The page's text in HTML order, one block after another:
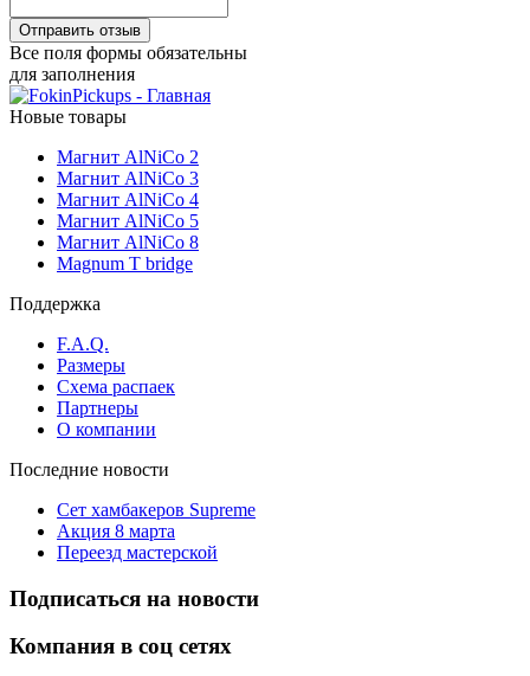
Все поля формы обязательны
для заполнения
Новые товары
Магнит AlNiCo 2
Магнит AlNiCo 3
Магнит AlNiCo 4
Магнит AlNiCo 5
Магнит AlNiCo 8
Magnum T bridge
Поддержка
F.A.Q.
Размеры
Схема распаек
Партнеры
О компании
Последние новости
Сет хамбакеров Supreme
Акция 8 марта
Переезд мастерской
Подписаться на новости
Компания в соц сетях